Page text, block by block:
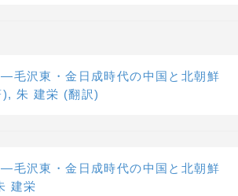
毛沢東・金日成時代の中国と北朝鮮
朱 建栄 (翻訳)
毛沢東・金日成時代の中国と北朝鮮
建栄